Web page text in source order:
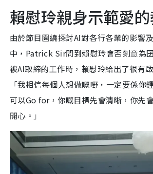
賴慰玲親身示範愛
由於節目圍繞探討AI對各行各業的影響
中，Patrick Sir問到賴慰玲會否刻意為
被AI取締的工作時，賴慰玲給出了很有
「我相信每個人想做嘅嘢，一定要係你
可以Go for，你嘅目標先會清晰，你先
開心。」